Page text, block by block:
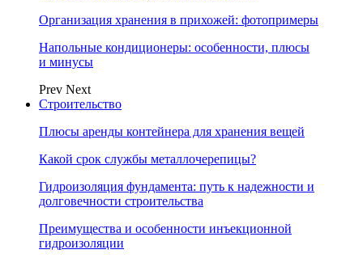
Организация хранения в прихожей: фотопримеры
Напольные кондиционеры: особенности, плюсы
и минусы
Prev Next
Строительство
Плюсы аренды контейнера для хранения вещей
Какой срок службы металлочерепицы?
Гидроизоляция фундамента: путь к надежности и
долговечности строительства
Преимущества и особенности инъекционной
гидроизоляции